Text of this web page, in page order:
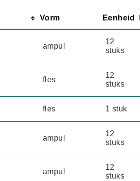
Vorm Eenheid
ampul
12
stuks
fles
12
stuks
fles 1 stuk
ampul
12
stuks
ampul
12
stuks